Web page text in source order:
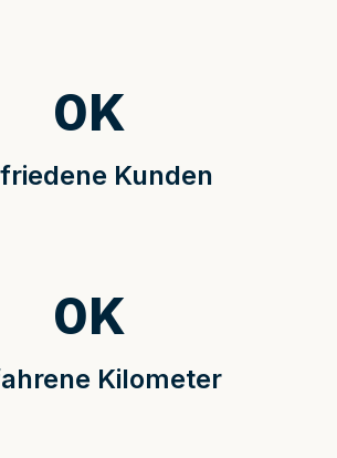
Kunden
0K
Kilometer
0K